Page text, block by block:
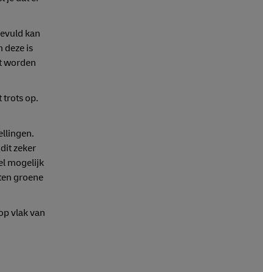
kan
deze is
worden
trots op.
zeker
mogelijk
groene
vlak van